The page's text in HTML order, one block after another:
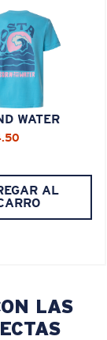
WATER
AL
LAS